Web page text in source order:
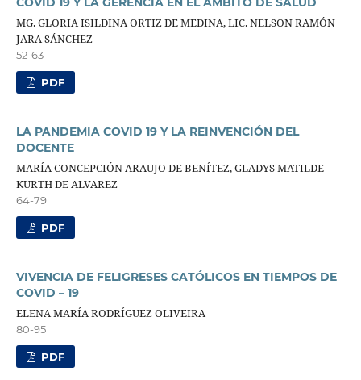
MG. GLORIA ISILDINA ORTIZ DE MEDINA, LIC. NELSON RAMÓN
JARA SÁNCHEZ
52-63
PDF
LA PANDEMIA COVID 19 Y LA REINVENCIÓN DEL
DOCENTE
MARÍA CONCEPCIÓN ARAUJO DE BENÍTEZ, GLADYS MATILDE
KURTH DE ALVAREZ
64-79
PDF
VIVENCIA DE FELIGRESES CATÓLICOS EN TIEMPOS DE
COVID – 19
ELENA MARÍA RODRÍGUEZ OLIVEIRA
80-95
PDF